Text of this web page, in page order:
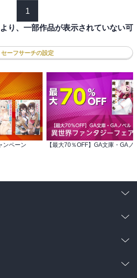
1
り、一部作品が表示されていない可
セーフサーチの設定
ンペーン